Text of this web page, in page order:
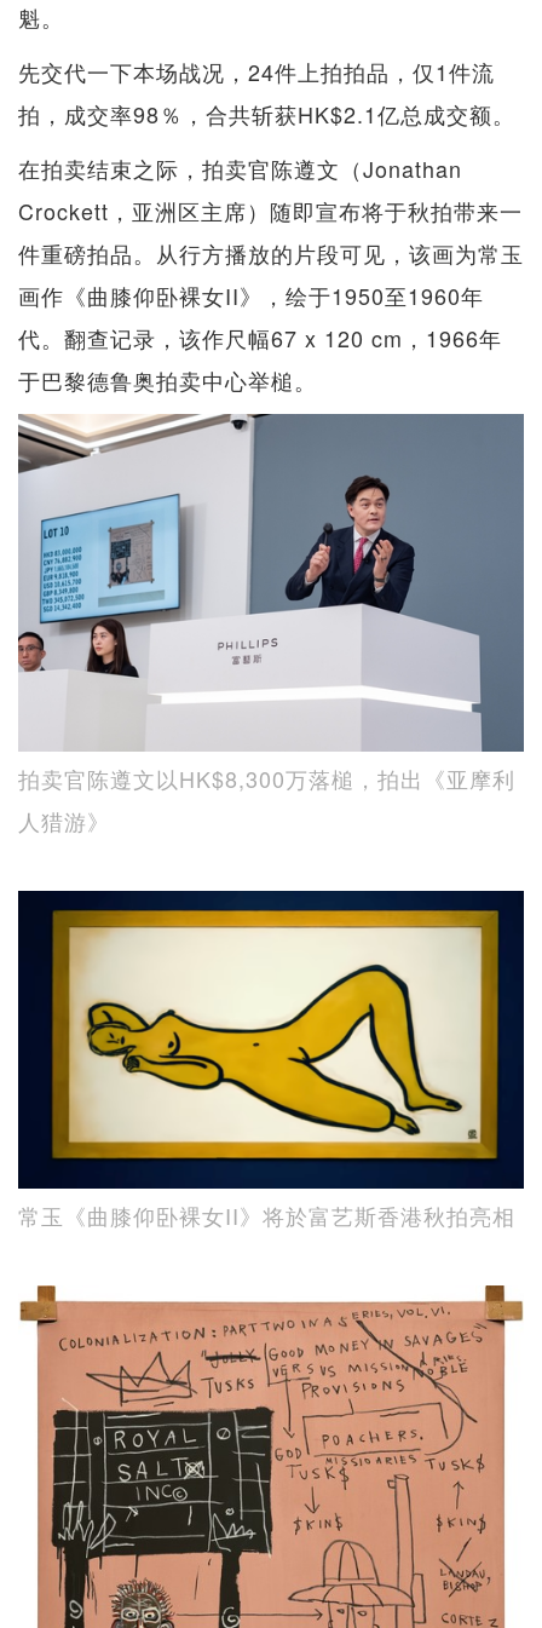
魁。
先交代一下本场战况，24件上拍拍品，仅1件流
拍，成交率98％，合共斩获HK$2.1亿总成交额。
在拍卖结束之际，拍卖官陈遵文（Jonathan
Crockett，亚洲区主席）随即宣布将于秋拍带来一
件重磅拍品。从行方播放的片段可见，该画为常玉
画作《曲膝仰卧裸女II》，绘于1950至1960年
代。翻查记录，该作尺幅67 x 120 cm，1966年
于巴黎德鲁奥拍卖中心举槌。
拍卖官陈遵文以HK$8,300万落槌，拍出《亚摩利
人猎游》
常玉《曲膝仰卧裸女II》将於富艺斯香港秋拍亮相